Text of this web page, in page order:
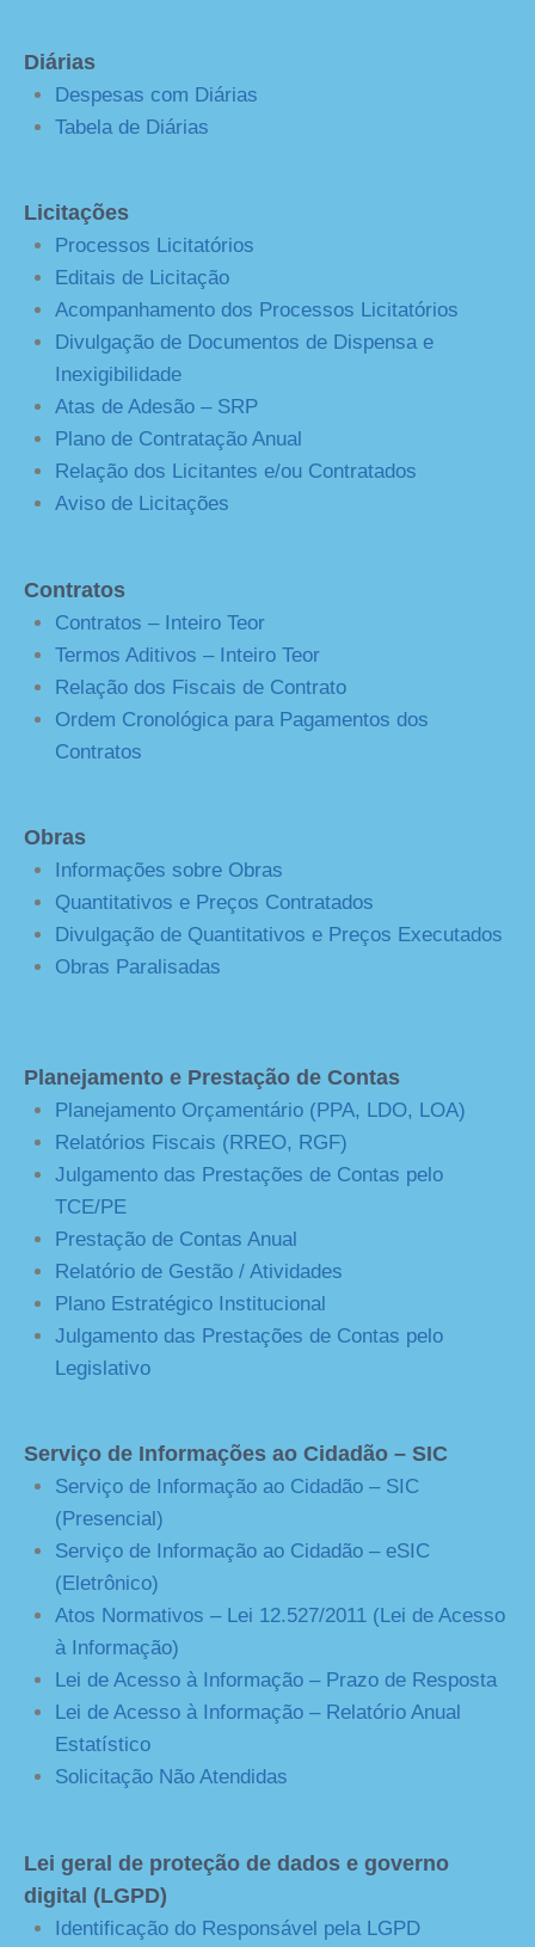
Diárias
Despesas com Diárias
Tabela de Diárias
Licitações
Processos Licitatórios
Editais de Licitação
Acompanhamento dos Processos Licitatórios
Divulgação de Documentos de Dispensa e
Inexigibilidade
Atas de Adesão – SRP
Plano de Contratação Anual
Relação dos Licitantes e/ou Contratados
Aviso de Licitações
Contratos
Contratos – Inteiro Teor
Termos Aditivos – Inteiro Teor
Relação dos Fiscais de Contrato
Ordem Cronológica para Pagamentos dos
Contratos
Obras
Informações sobre Obras
Quantitativos e Preços Contratados
Divulgação de Quantitativos e Preços Executados
Obras Paralisadas
Planejamento e Prestação de Contas
Planejamento Orçamentário (PPA, LDO, LOA)
Relatórios Fiscais (RREO, RGF)
Julgamento das Prestações de Contas pelo
TCE/PE
Prestação de Contas Anual
Relatório de Gestão / Atividades
Plano Estratégico Institucional
Julgamento das Prestações de Contas pelo
Legislativo
Serviço de Informações ao Cidadão – SIC
Serviço de Informação ao Cidadão – SIC
(Presencial)
Serviço de Informação ao Cidadão – eSIC
(Eletrônico)
Atos Normativos – Lei 12.527/2011 (Lei de Acesso
à Informação)
Lei de Acesso à Informação – Prazo de Resposta
Lei de Acesso à Informação – Relatório Anual
Estatístico
Solicitação Não Atendidas
Lei geral de proteção de dados e governo
digital (LGPD)
Identificação do Responsável pela LGPD